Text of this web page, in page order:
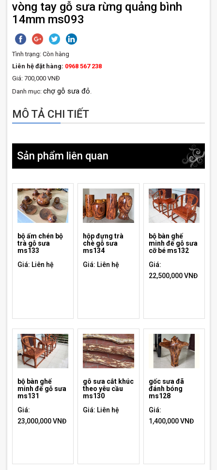
vòng tay gỗ sưa rừng quảng bình
14mm ms093
Tình trạng: Còn hàng
Liên hệ đặt hàng: 0968 567 238
Giá: 700,000 VNĐ
Danh mục: chợ gỗ sưa đỏ.
MÔ TẢ CHI TIẾT
Sản phẩm liên quan
bộ ấm chén bộ
trà gỗ sưa
ms133
Giá: Liên hệ
hộp đựng trà
chè gỗ sưa
ms134
Giá: Liên hệ
bộ bàn ghế
minh đế gỗ sưa
cỡ bé ms132
Giá:
22,500,000 VNĐ
bộ bàn ghế
minh đế gỗ sưa
ms131
Giá:
23,000,000 VNĐ
gô sưa cắt khúc
theo yêu cầu
ms130
Giá: Liên hệ
gốc sưa đã
đánh bóng
ms128
Giá:
1,400,000 VNĐ